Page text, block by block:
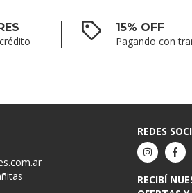
15% OFF
Pagando con
REDES
RECIBÍ